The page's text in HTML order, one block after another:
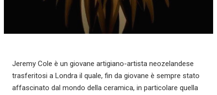
Jeremy Cole è un giovane artigiano-artista neozelandese
trasferitosi a Londra il quale, fin da giovane è sempre stato
affascinato dal mondo della ceramica, in particolare quella